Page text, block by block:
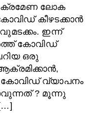
ലോക
കീഴടക്കാൻ
ഇന്ന്
കോവിഡ്
ഒരു
കോവിഡ് വ്യാപനം
? മൂന്നു